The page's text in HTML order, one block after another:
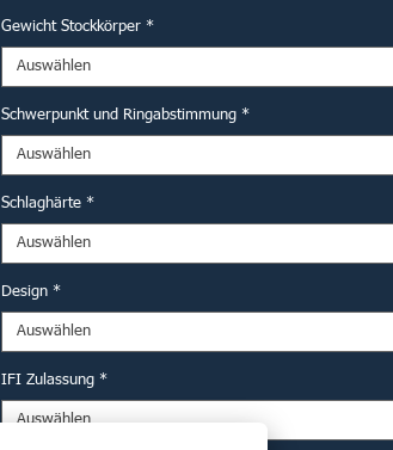
Gewicht Stockkörper *
Auswählen
Schwerpunkt und Ringabstimmung *
Auswählen
Schlaghärte *
Auswählen
Design *
Auswählen
IFI Zulassung *
Auswählen